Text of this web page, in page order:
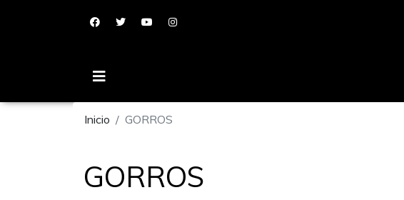
Inicio GORROS
GORROS